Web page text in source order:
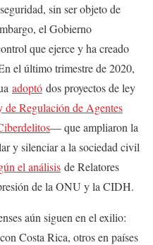
sin ser objeto de
el Gobierno
que ejerce y ha creado
el último trimestre de 2020,
adoptó dos proyectos de ley
de Regulación de Agentes
— que ampliaron la
y silenciar a la sociedad civil
el análisis de Relatores
de la ONU y la CIDH.
aún siguen en el exilio:
Costa Rica, otros en países